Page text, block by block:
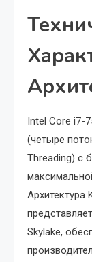
Intel Core i7-
(четыре
Threading) с
Архитектура
Skylake,